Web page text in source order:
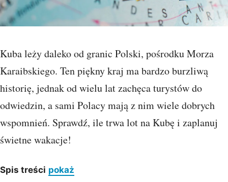
Kuba leży daleko od granic Polski, pośrodku Morza
Karaibskiego. Ten piękny kraj ma bardzo burzliwą
historię, jednak od wielu lat zachęca turystów do
odwiedzin, a sami Polacy mają z nim wiele dobrych
wspomnień. Sprawdź, ile trwa lot na Kubę i zaplanuj
świetne wakacje!
Spis treści pokaż